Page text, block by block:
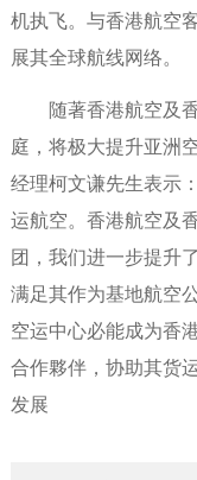
机执飞。与香港航空
展其全球航线网络。
随著香港航空及香
庭，将极大提升亚洲
经理柯文谦先生表示
运航空。香港航空及
团，我们进一步提升
满足其作为基地航空
空运中心必能成为香
合作夥伴，协助其货
发展